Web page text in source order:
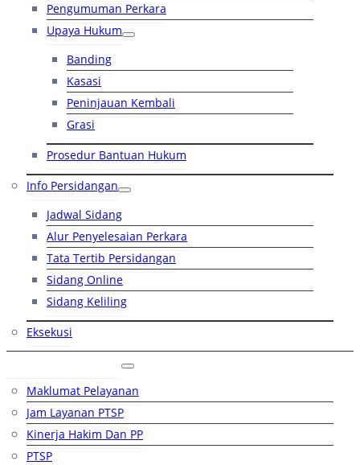
Pengumuman Perkara
Upaya Hukum
Banding
Kasasi
Peninjauan Kembali
Grasi
Prosedur Bantuan Hukum
Info Persidangan
Jadwal Sidang
Alur Penyelesaian Perkara
Tata Tertib Persidangan
Sidang Online
Sidang Keliling
Eksekusi
Maklumat Pelayanan
Jam Layanan PTSP
Kinerja Hakim Dan PP
PTSP